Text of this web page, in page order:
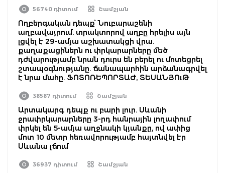
56740 դիտում Շամշյան
Ողբերգական դեպք՝ Նուբարաշենի
աղբավայրում. տրակտորով աղբը հրելիս այն
լցվել է 29-ամյա աշխատակցի վրա.
քաղաքացիներն ու փրկարարները մեծ
դժվարությամբ նրան դուրս են բերել ու մոտեցրել
շտապօգնությանը. ճանապարհին արձանագրվել
է նրա մահը. ՖՈՏՈՌԵՊՈՐՏԱԺ, ՏԵՍԱՆՅՈւԹ
38587 դիտում Շամշյան
Արտակարգ դեպք ու բարի լուր. Սևանի
ջրափրկարարները 3-րդ հանրային լողափում
փրկել են 5-ամյա աղջնակի կյանքը, ով ափից
մոտ 10 մետր հեռավորությամբ հայտնվել էր
Սևանա լճում
36937 դիտում Շամշյան